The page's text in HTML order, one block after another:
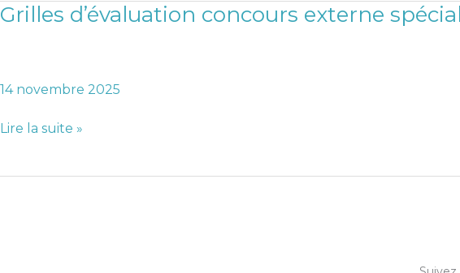
Grilles d’évaluation concours externe
14 novembre 2025
Grilles
spécial
+5)
Lire la suite »